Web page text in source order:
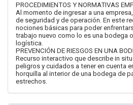
PROCEDIMIENTOS Y NORMATIVAS
Al momento de ingresar a una
de seguridad y de operación. En este
nociones básicas para poder
trabajo nuevo como lo es una bodega
logística.
PREVENCIÓN DE RIESGOS EN UNA
Recurso interactivo que describe in
peligros y cuidados a tener en cuenta
horquilla al interior de una bodega de
estrechos.